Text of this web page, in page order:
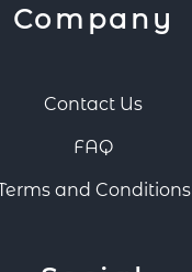
Company
Contact Us
FAQ
and Conditions